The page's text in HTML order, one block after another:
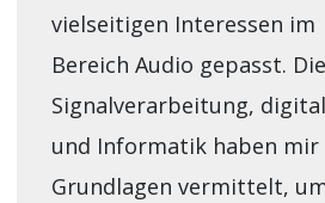
vielseitigen Interessen im
Bereich Audio gepasst.
Signalverarbeitung,
und Informatik haben mir
Grundlagen vermittelt,